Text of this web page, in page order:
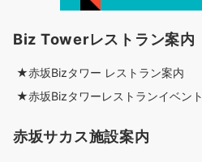
Biz Towerレストラン案内
★赤坂Bizタワー レストラン案内
★赤坂Bizタワーレストランイベント
赤坂サカス施設案内